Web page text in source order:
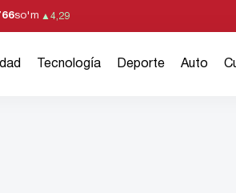
so'm ▲ 4,29
Tecnología Deporte Auto